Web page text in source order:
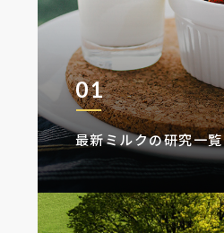
01
最新ミルクの研究一覧